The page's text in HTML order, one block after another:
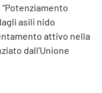
“Potenziamento
asili nido
attivo nella
dall’Unione